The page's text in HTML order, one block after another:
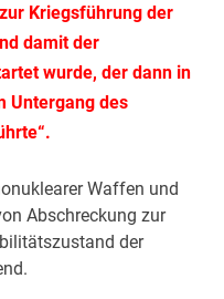
Kriegsführung der
damit der
wurde, der dann in
Untergang des
Waffen und
Abschreckung zur
der